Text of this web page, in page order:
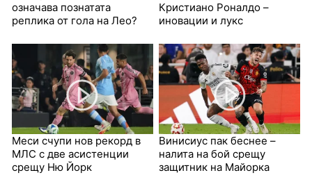
означава познатата
реплика от гола на Лео?
Кристиано Роналдо –
иновации и лукс
Меси счупи нов рекорд в
МЛС с две асистенции
срещу Ню Йорк
Винисиус пак беснее –
налита на бой срещу
защитник на Майорка